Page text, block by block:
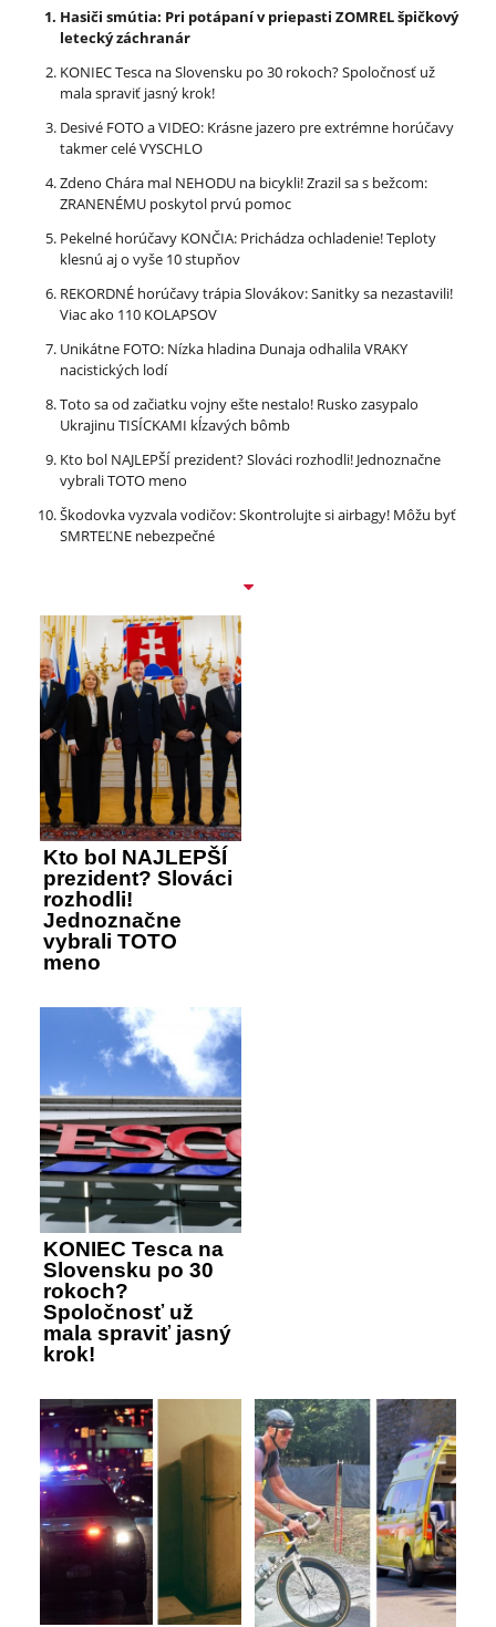
Hasiči smútia: Pri potápaní v priepasti ZOMREL špičkový
letecký záchranár
KONIEC Tesca na Slovensku po 30 rokoch? Spoločnosť už
mala spraviť jasný krok!
Desivé FOTO a VIDEO: Krásne jazero pre extrémne horúčavy
takmer celé VYSCHLO
Zdeno Chára mal NEHODU na bicykli! Zrazil sa s bežcom:
ZRANENÉMU poskytol prvú pomoc
Pekelné horúčavy KONČIA: Prichádza ochladenie! Teploty
klesnú aj o vyše 10 stupňov
REKORDNÉ horúčavy trápia Slovákov: Sanitky sa nezastavili!
Viac ako 110 KOLAPSOV
Unikátne FOTO: Nízka hladina Dunaja odhalila VRAKY
nacistických lodí
Toto sa od začiatku vojny ešte nestalo! Rusko zasypalo
Ukrajinu TISÍCKAMI kĺzavých bômb
Kto bol NAJLEPŠÍ prezident? Slováci rozhodli! Jednoznačne
vybrali TOTO meno
Škodovka vyzvala vodičov: Skontrolujte si airbagy! Môžu byť
SMRTEĽNE nebezpečné
Kto bol NAJLEPŠÍ
prezident? Slováci
rozhodli!
Jednoznačne
vybrali TOTO
meno
KONIEC Tesca na
Slovensku po 30
rokoch?
Spoločnosť už
mala spraviť jasný
krok!